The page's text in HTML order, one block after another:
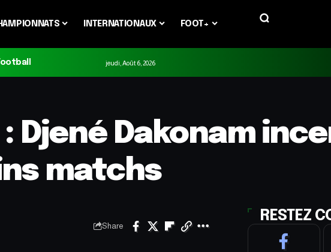
INTERNATIONAUX FOOT+
jeudi, Août 6, 2026
Djené Dakonam
matchs
Share
RESTEZ